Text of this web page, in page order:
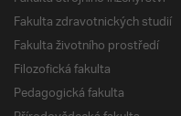
Fakulta zdravotnických studií
Fakulta životního prostředí
Filozofická fakulta
Pedagogická fakulta